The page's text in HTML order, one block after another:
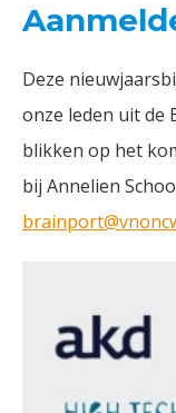
Deze
onze leden uit
blikken op het
bij Annelien